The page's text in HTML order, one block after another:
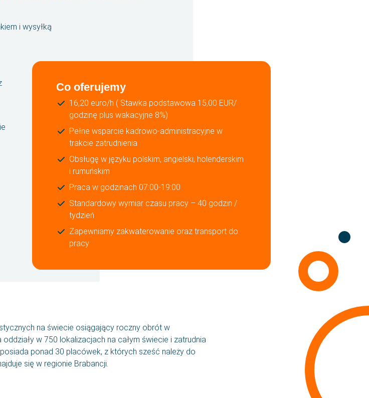
pracy
SBA Flex
i wysyłką
Co oferujemy
16,20 euro/h ( Stawka podstawowa 15,00 EUR/
godzinę plus wakacyjne 8%)
Pełne wsparcie kadrowo-administracyjne w
trakcie zatrudnienia
Obsługę w języku polskim, angielski, holenderskim
i rumuńskim
Praca w godzinach 07:00-19:00
Standardowy wymiar czasu pracy – 40 godzin /
tydzień
Zapewniamy zakwaterowanie oraz transport do
pracy
na świecie osiągający roczny obrót w
w 750 lokalizacjach na całym świecie i zatrudnia
ponad 30 placówek, z których sześć należy do
się w regionie Brabancji.